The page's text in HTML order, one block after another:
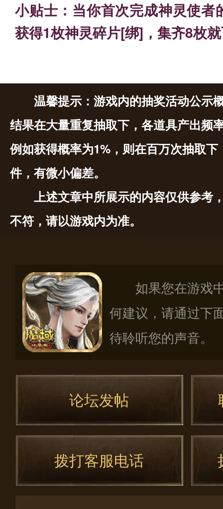
小贴士：当你首次完成神灵使者
获得1枚神灵碎片[绑]，集齐8枚
温馨提示：游戏内的抽奖活动公示
结果在大量重复抽取下，各道具产出频
例如获得概率为1%，则在百万次抽取
件，有微小偏差。
上述文章中所展示的内容仅供参考
不符，请以游戏内为准。
如果您在游戏
何建议，请通过下
待聆听您的声音。
论坛发帖
拨打客服电话